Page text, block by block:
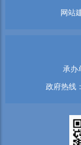
网站
承办
政府热线